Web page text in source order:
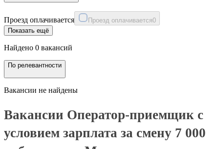
Проезд оплачивается Проезд оплачивается0
Показать ещё
Найдено 0 вакансий
По релевантности
Вакансии не найдены
Вакансии Оператор-приемщик с
условием зарплата за смену 7 000